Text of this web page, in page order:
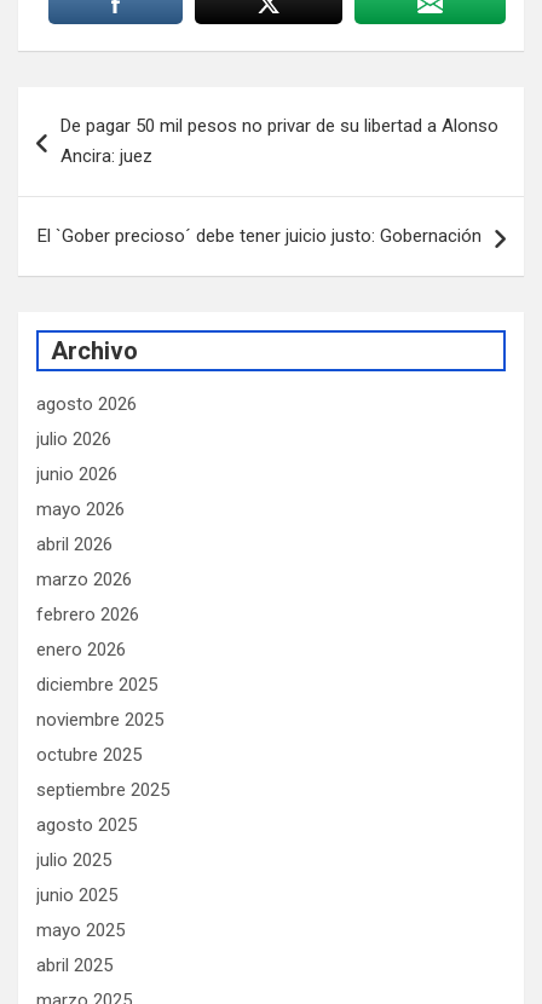
de
De pagar 50 mil pesos no privar de su libertad a Alonso
Ancira: juez
El `Gober precioso´ debe tener juicio justo: Gobernación
Archivo
agosto 2026
julio 2026
junio 2026
mayo 2026
abril 2026
marzo 2026
febrero 2026
enero 2026
diciembre 2025
noviembre 2025
octubre 2025
septiembre 2025
agosto 2025
julio 2025
junio 2025
mayo 2025
abril 2025